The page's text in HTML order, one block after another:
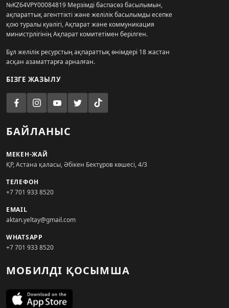
№KZ64VPY00084819 Мерзімді баспасөз басылымын,
ақпараттық агенттікті және желілік басылымды есепке
қою туралы куәлігі, Ақпарат және коммуникация
министрлігінің Ақпарат комитетімен берілген.
Бұл желілік ресурстың ақпараттық өнімдері 18 жастан
асқан азаматтарға арналған.
БІЗГЕ ЖАЗЫЛУ
БАЙЛАНЫС
МЕКЕН-ЖАЙ
ҚР, Астана қаласы, Әбікен Бектұров көшесі, 4/3
ТЕЛЕФОН
+7 701 933 8520
EMAIL
aktan.yeltay@gmail.com
WHATSAPP
+7 701 933 8520
МОБИЛДІ ҚОСЫМША